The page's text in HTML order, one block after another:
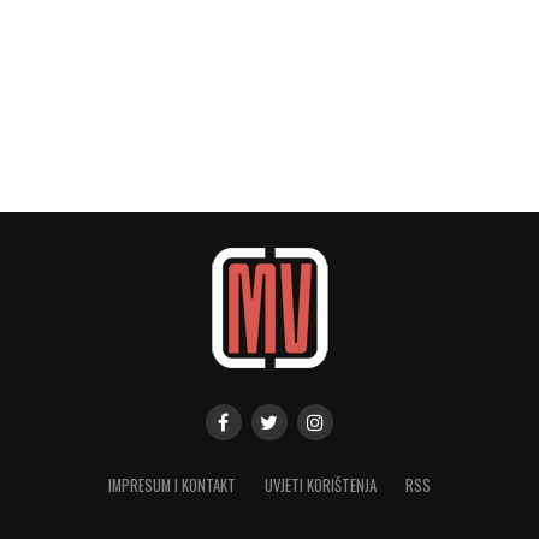
IMPRESUM I KONTAKT UVJETI KORIŠTENJA RSS